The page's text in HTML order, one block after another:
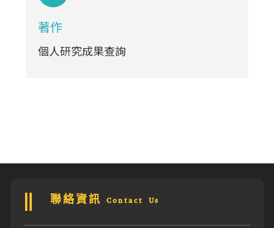
著作
個人研究成果查詢
聯絡資訊 Contact Us